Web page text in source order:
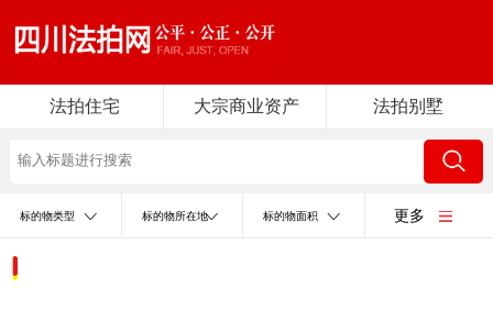
法拍住宅 大宗商业资产 法拍别墅
标的物类型 标的物所在地 标的物面积 更多